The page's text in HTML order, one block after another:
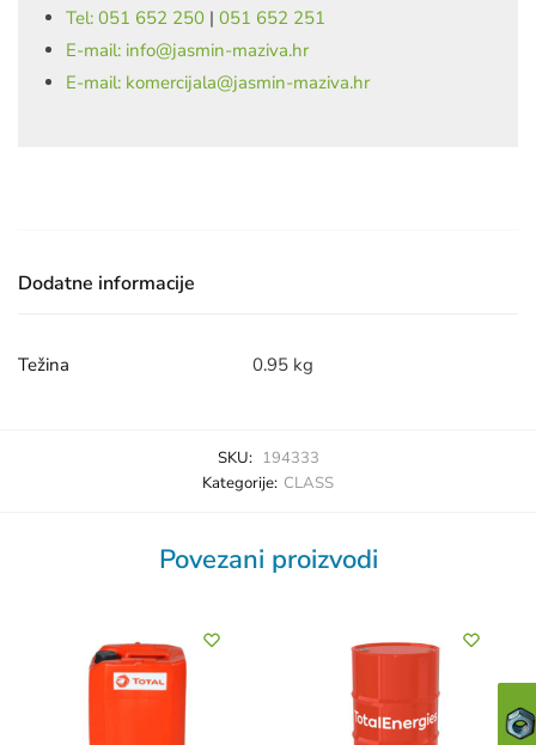
Tel: 051 652 250 | 051 652 251
E-mail: info@jasmin-maziva.hr
E-mail: komercijala@jasmin-maziva.hr
Dodatne informacije
Težina 0.95 kg
SKU: 194333
Kategorije: CLASS
Povezani proizvodi